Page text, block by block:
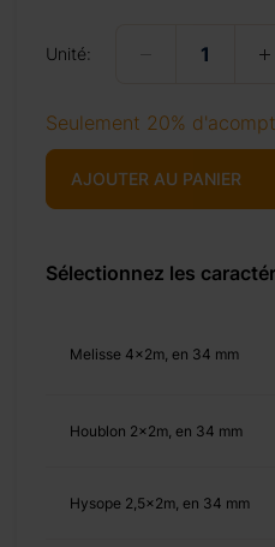
Unité:
Seulement 20%
AJOUTER AU PANIER
Sélectionnez les
Melisse 4x2m, en 34 mm
Houblon 2x2m, en 34 mm
Hysope 2,5x2m, en 34 mm